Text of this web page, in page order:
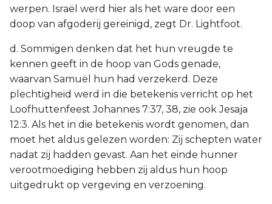
werpen. Israël werd hier als het ware door een
doop van afgoderij gereinigd, zegt Dr. Lightfoot.
d. Sommigen denken dat het hun vreugde te
kennen geeft in de hoop van Gods genade,
waarvan Samuël hun had verzekerd. Deze
plechtigheid werd in die betekenis verricht op het
Loofhuttenfeest Johannes 7:37, 38, zie ook Jesaja
12:3. Als het in die betekenis wordt genomen, dan
moet het aldus gelezen worden: Zij schepten water
nadat zij hadden gevast. Aan het einde hunner
verootmoediging hebben zij aldus hun hoop
uitgedrukt op vergeving en verzoening.